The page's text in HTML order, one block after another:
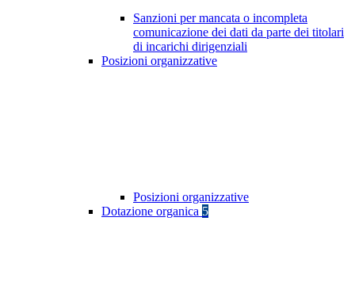
Sanzioni per mancata o incompleta
comunicazione dei dati da parte dei titolari
di incarichi dirigenziali
Posizioni organizzative
Posizioni organizzative
Dotazione organica 5